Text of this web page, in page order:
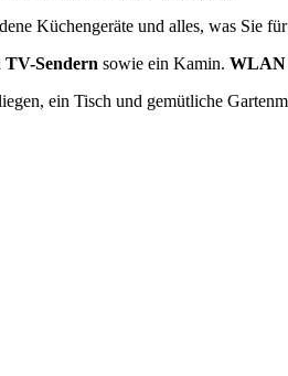
Küchengeräte und alles, was Sie
TV-Sendern sowie ein Kamin. WLAN
ein Tisch und gemütliche